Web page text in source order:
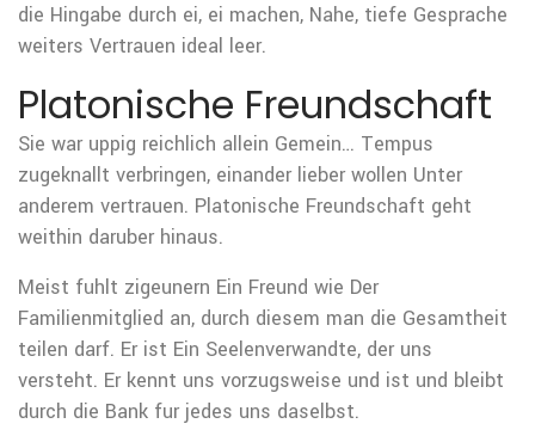
die Hingabe durch ei, ei machen, Nahe, tiefe Gesprache
weiters Vertrauen ideal leer.
Platonische Freundschaft
Sie war uppig reichlich allein Gemein… Tempus
zugeknallt verbringen, einander lieber wollen Unter
anderem vertrauen. Platonische Freundschaft geht
weithin daruber hinaus.
Meist fuhlt zigeunern Ein Freund wie Der
Familienmitglied an, durch diesem man die Gesamtheit
teilen darf. Er ist Ein Seelenverwandte, der uns
versteht. Er kennt uns vorzugsweise und ist und bleibt
durch die Bank fur jedes uns daselbst.